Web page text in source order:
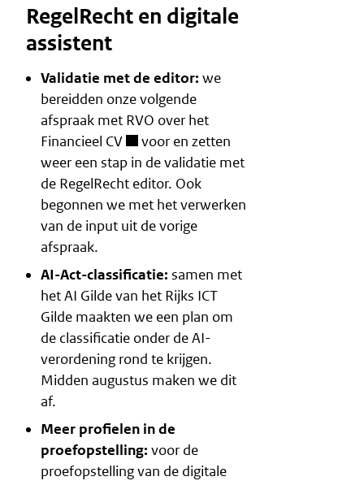
RegelRecht en digitale
assistent
Validatie met de editor: we
bereidden onze volgende
afspraak met RVO over het
Financieel CV
voor en zetten
weer een stap in de validatie met
de RegelRecht editor. Ook
begonnen we met het verwerken
van de input uit de vorige
afspraak.
AI-Act-classificatie: samen met
het AI Gilde van het Rijks ICT
Gilde maakten we een plan om
de classificatie onder de AI-
verordening rond te krijgen.
Midden augustus maken we dit
af.
Meer profielen in de
proefopstelling: voor de
proefopstelling van de digitale